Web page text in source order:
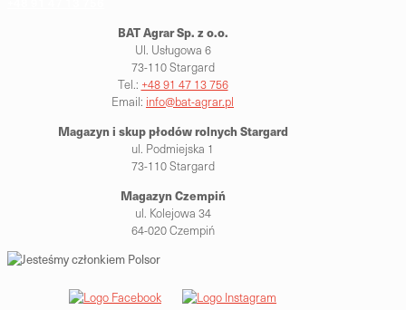
BAT Agrar Sp. z o.o.
Ul. Usługowa 6
73-110 Stargard
Tel.: +48 91 47 13 756
Email: info@bat-agrar.pl
Magazyn i skup płodów rolnychStargard
ul. Podmiejska 1
73-110 Stargard
Magazyn Czempiń
ul. Kolejowa 34
64-020 Czempiń